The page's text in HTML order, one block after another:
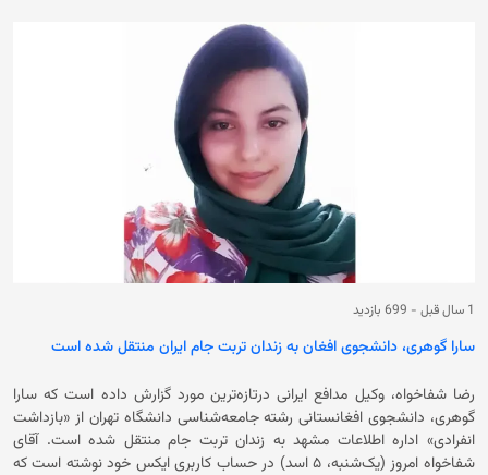
افغانستانی است و در ماه‌های اخیر گزارش‌هایی از افزایش مهاجرستیزی در این
کشور منتشر شده است. قتل یک زن جوان افغانستانی هم‌راه با سه فرزندش،
ناپدیدشدن شماری از دختران افغانستانی در شهرهای مختلف، قتل یک زن و
شوهر در یک دکان، و پیداشدن جسد «مثله‌شده» کبرا رضایی، معروف به
«شقایق»، پس از ۵۰ روز ناپدیدی در تهران، از جمله مواردی است که در ماه‌های
1 سال قبل - 699 بازدید
سارا گوهری، دانشجوی افغان به زندان تربت جام ایران منتقل شده است
رضا شفا‌خواه، وکیل مدافع ایرانی درتازه‌ترین مورد گزارش داده است که سارا
گوهری، دانشجوی افغانستانی رشته جامعه‌شناسی دانشگاه تهران از «بازداشت
انفرادی» اداره اطلاعات مشهد به زندان تربت جام منتقل شده است. آقای
شفاخواه امروز (یک‌‌شنبه، ۵ اسد) در حساب کاربری ایکس خود نوشته است که